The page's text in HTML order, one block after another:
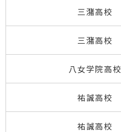
三潴高校
三潴高校
八女学院高校
祐誠高校
祐誠高校